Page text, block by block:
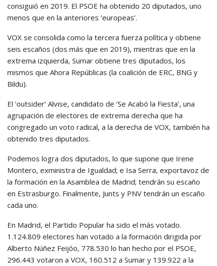
consiguió en 2019. El PSOE ha obtenido 20 diputados, uno
menos que en la anteriores ‘europeas’.
VOX se consolida como la tercera fuerza política y obtiene
seis escaños (dos más que en 2019), mientras que en la
extrema izquierda, Sumar obtiene tres diputados, los
mismos que Ahora Repúblicas (la coalición de ERC, BNG y
Bildu).
El ‘outsider’ Alvise, candidato de ‘Se Acabó la Fiesta’, una
agrupación de electores de extrema derecha que ha
congregado un voto radical, a la derecha de VOX, también ha
obtenido tres diputados.
Podemos logra dos diputados, lo que supone que Irene
Montero, exministra de Igualdad; e Isa Serra, exportavoz de
la formación en la Asamblea de Madrid; tendrán su escaño
en Estrasburgo. Finalmente, Junts y PNV tendrán un escaño
cada uno.
En Madrid, el Partido Popular ha sido el más votado.
1.124.809 electores han votado a la formación dirigida por
Alberto Núñez Feijóo, 778.530 lo han hecho por el PSOE,
296.443 votaron a VOX, 160.512 a Sumar y 139.922 a la